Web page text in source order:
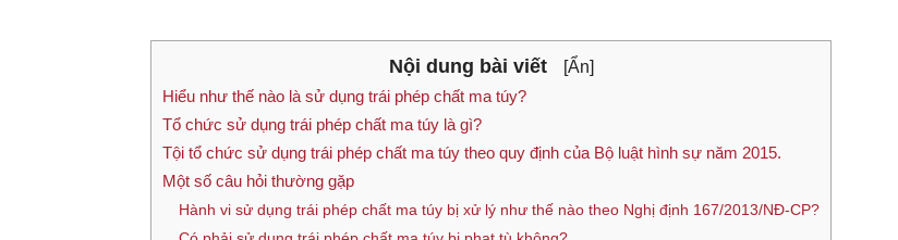
Nội dung bài viết [Ẩn]
Hiểu như thế nào là sử dụng trái phép chất ma túy?
Tổ chức sử dụng trái phép chất ma túy là gì?
Tội tổ chức sử dụng trái phép chất ma túy theo quy định của Bộ luật hình sự năm 2015.
Một số câu hỏi thường gặp
Hành vi sử dụng trái phép chất ma túy bị xử lý như thế nào theo Nghị định 167/2013/NĐ-CP?